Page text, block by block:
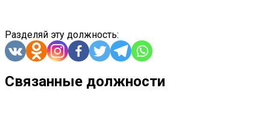
Разделяй эту должность:
Связанные должности